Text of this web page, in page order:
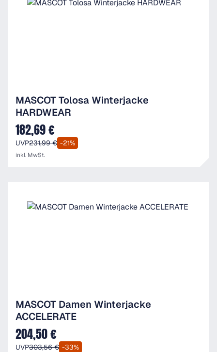
MASCOT Tolosa Winterjacke
HARDWEAR
Verkaufspreis:
182,69 €
UVP231,99 € -21%
inkl. MwSt.
MASCOT Damen Winterjacke
ACCELERATE
Verkaufspreis:
204,50 €
UVP303,56 € -33%